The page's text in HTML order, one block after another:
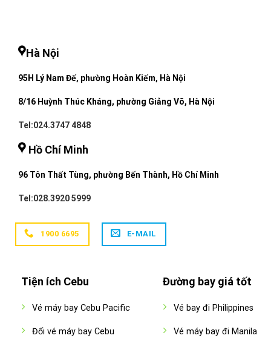
Hà Nội
95H Lý Nam Đế, phường Hoàn Kiếm, Hà Nội
8/16 Huỳnh Thúc Kháng, phường Giảng Võ, Hà Nội
Tel:024.3747 4848
Hồ Chí Minh
96 Tôn Thất Tùng, phường Bến Thành, Hồ Chí Minh
Tel:028.3920 5999
1900 6695 E-MAIL
Tiện ích Cebu
Vé máy bay Cebu Pacific
Đổi vé máy bay Cebu
Đường bay giá tốt
Vé bay đi Philippines
Vé máy bay đi Manila